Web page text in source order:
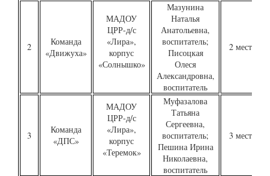
2
Команда
«Движуха»
МАДОУ
ЦРР-д/с
«Лира»,
корпус
«Солнышко»
Мазунина
Наталья
Анатольевна,
воспитатель;
Писоцкая
Олеся
Александровна,
воспитатель
2 место
3
Команда
«ДПС»
МАДОУ
ЦРР-д/с
«Лира»,
корпус
«Теремок»
Муфазалова
Татьяна
Сергеевна,
воспитатель;
Пешина Ирина
Николаевна,
воспитатель
3 место